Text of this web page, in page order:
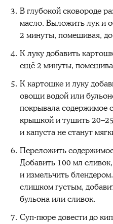
В глубокой сковороде
масло. Выложить лук и
2 минуты, помешивая,
К луку добавить
ещё 2 минуты,
К картошке и луку
овощи водой или
покрывала содержимое
крышкой и тушить
и капуста не станут
Переложить
Добавить 100 мл
и измельчить
слишком густым,
бульона или сливок.
Суп-пюре довести до